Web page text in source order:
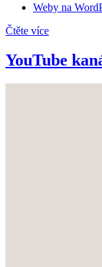
Weby na
Čtěte více
YouTube